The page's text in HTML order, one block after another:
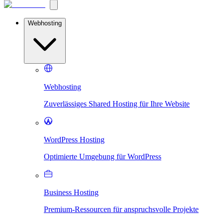
Webhosting
Webhosting
Zuverlässiges Shared Hosting für Ihre Website
WordPress Hosting
Optimierte Umgebung für WordPress
Business Hosting
Premium-Ressourcen für anspruchsvolle Projekte